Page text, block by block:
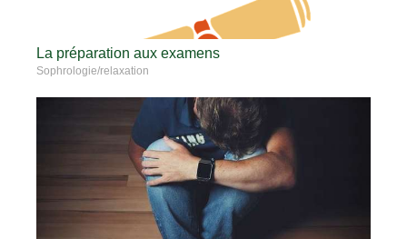
La préparation aux examens
Sophrologie/relaxation